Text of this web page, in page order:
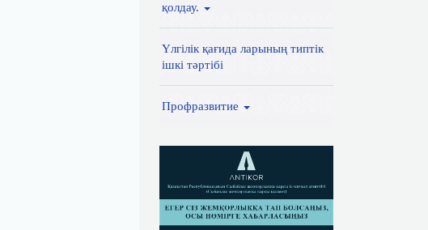
қолдау.
Үлгілік қағида ларының типтік
ішкі тәртібі
Профразвитие